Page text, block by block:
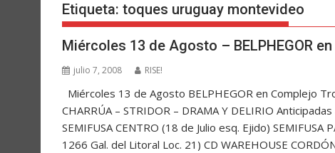
Etiqueta: toques uruguay montevideo
Miércoles 13 de Agosto – BELPHEGOR
julio 7, 2008 RISE!
Miércoles 13 de Agosto BELPHEGOR en Complejo
CHARRÚA – STRIDOR – DRAMA Y DELIRIO
SEMIFUSA CENTRO (18 de Julio esq. Ejido)
1266 Gal. del Litoral Loc. 21) CD WAREHOUSE